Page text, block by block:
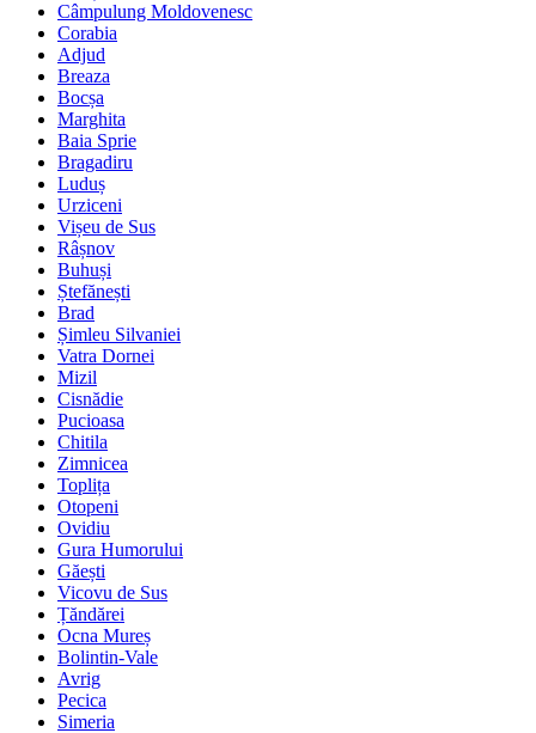
Câmpulung Moldovenesc
Corabia
Adjud
Breaza
Bocșa
Marghita
Baia Sprie
Bragadiru
Luduș
Urziceni
Vișeu de Sus
Râșnov
Buhuși
Ștefănești
Brad
Șimleu Silvaniei
Vatra Dornei
Mizil
Cisnădie
Pucioasa
Chitila
Zimnicea
Toplița
Otopeni
Ovidiu
Gura Humorului
Găești
Vicovu de Sus
Țăndărei
Ocna Mureș
Bolintin-Vale
Avrig
Pecica
Simeria